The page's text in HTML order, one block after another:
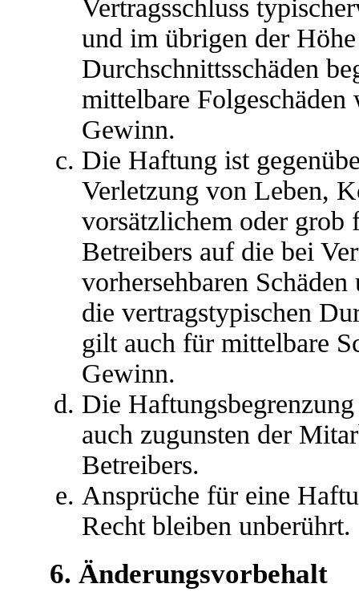
Vertragsschluss
und im übrigen der
Durchschnittsschäden
mittelbare Folgeschäden
Gewinn.
Die Haftung ist
Verletzung von Leben,
vorsätzlichem oder grob
Betreibers auf die bei
vorhersehbaren
die vertragstypischen
gilt auch für mittelbare
Gewinn.
Die
auch zugunsten der
Betreibers.
Ansprüche für eine
Recht bleiben unberührt.
6. Änderungsvorbehalt